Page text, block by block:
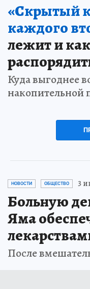
«Скрытый
каждого
лежит и
Куда выгоднее
накопительной
НОВОСТИ ОБЩЕСТВО 3
Больную
Яма
После